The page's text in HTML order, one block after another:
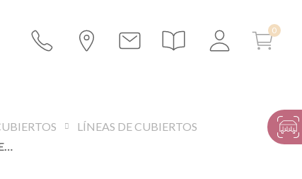
LÍNEAS DE CUBIERTOS
TENEDOR DE ENTREMÉS/POSTRE COLBERT